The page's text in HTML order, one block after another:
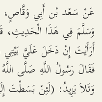
عَنْ سَعْد بْن أَبِي وَقَّاصٍ،
وَسَلَّمَ فِي هَذَا الْحَدِيثِ،
أَرَأَيْتَ إِنْ دَخَلَ عَلَيَّ
فَقَالَ رَسُولُ اللَّهِ صَلَّى
وَتَلاَ يَزِيدُ: (لَئِنْ بَسَطْتَ